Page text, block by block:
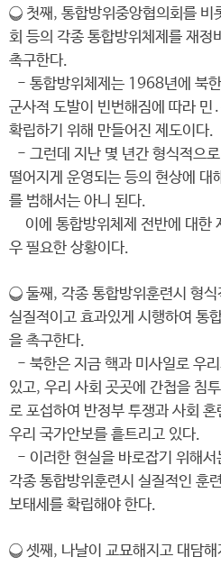
❍ 첫째, 통합방위중앙협의회를 비
회 등의 각종 통합방위체제를 재정
촉구한다.
- 통합방위체제는 1968년에 북
군사적 도발이 빈번해짐에 따라 민
확립하기 위해 만들어진 제도이다.
- 그런데 지난 몇 년간 형식적으
떨어지게 운영되는 등의 현상에 대
를 범해서는 아니 된다.
이에 통합방위체제 전반에 대한
우 필요한 상황이다.
❍ 둘째, 각종 통합방위훈련시 형
실질적이고 효과있게 시행하여 통
을 촉구한다.
- 북한은 지금 핵과 미사일로 우
있고, 우리 사회 곳곳에 간첩을 침
로 포섭하여 반정부 투쟁과 사회
우리 국가안보를 흩트리고 있다.
- 이러한 현실을 바로잡기 위해서
각종 통합방위훈련시 실질적인 훈
보태세를 확립해야 한다.
❍ 셋째, 나날이 교묘해지고 대담해